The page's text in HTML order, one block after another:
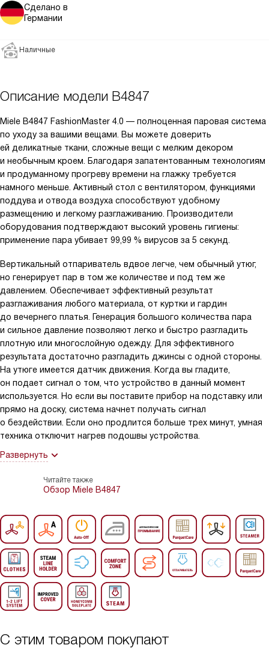
Сделано в
Германии
Наличные
Описание модели B4847
Miele B4847 FashionMaster 4.0 — полноценная паровая система
по уходу за вашими вещами. Вы можете доверить
ей деликатные ткани, сложные вещи с мелким декором
и необычным кроем. Благодаря запатентованным технологиям
и продуманному прогреву времени на глажку требуется
намного меньше. Активный стол с вентилятором, функциями
поддува и отвода воздуха способствуют удобному
размещению и легкому разглаживанию. Производители
оборудования подтверждают высокий уровень гигиены:
применение пара убивает 99,99 % вирусов за 5 секунд.
Вертикальный отпариватель вдвое легче, чем обычный утюг,
но генерирует пар в том же количестве и под тем же
давлением. Обеспечивает эффективный результат
разглаживания любого материала, от куртки и гардин
до вечернего платья. Генерация большого количества пара
и сильное давление позволяют легко и быстро разгладить
плотную или многослойную одежду. Для эффективного
результата достаточно разгладить джинсы с одной стороны.
На утюге имеется датчик движения. Когда вы гладите,
он подает сигнал о том, что устройство в данный момент
используется. Но если вы поставите прибор на подставку или
прямо на доску, система начнет получать сигнал
о бездействии. Если оно продлится больше трех минут, умная
техника отключит нагрев подошвы устройства.
Развернуть
Читайте также
Обзор Miele B4847
С этим товаром покупают